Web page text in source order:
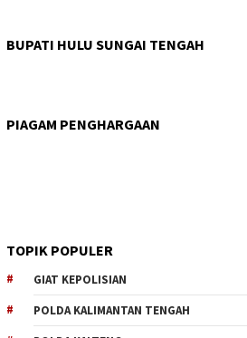
BUPATI HULU SUNGAI TENGAH
PIAGAM PENGHARGAAN
TOPIK POPULER
GIAT KEPOLISIAN
POLDA KALIMANTAN TENGAH